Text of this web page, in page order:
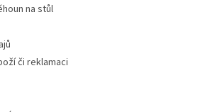
p
na stůl
či reklamaci